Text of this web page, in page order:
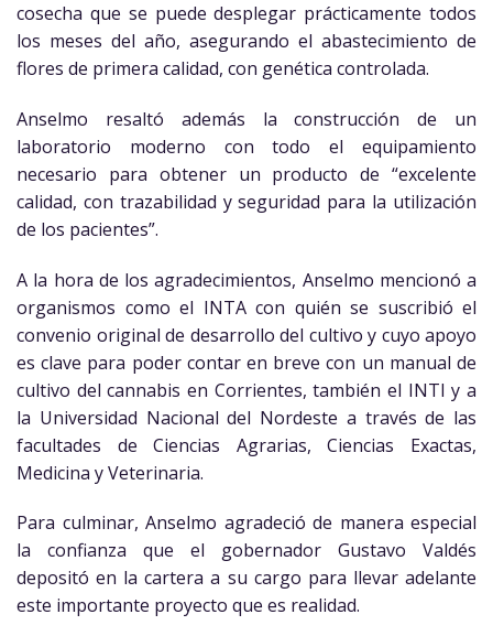
cosecha que se puede desplegar prácticamente todos
los meses del año, asegurando el abastecimiento de
flores de primera calidad, con genética controlada.
Anselmo resaltó además la construcción de un
laboratorio moderno con todo el equipamiento
necesario para obtener un producto de “excelente
calidad, con trazabilidad y seguridad para la utilización
de los pacientes”.
A la hora de los agradecimientos, Anselmo mencionó a
organismos como el INTA con quién se suscribió el
convenio original de desarrollo del cultivo y cuyo apoyo
es clave para poder contar en breve con un manual de
cultivo del cannabis en Corrientes, también el INTI y a
la Universidad Nacional del Nordeste a través de las
facultades de Ciencias Agrarias, Ciencias Exactas,
Medicina y Veterinaria.
Para culminar, Anselmo agradeció de manera especial
la confianza que el gobernador Gustavo Valdés
depositó en la cartera a su cargo para llevar adelante
este importante proyecto que es realidad.